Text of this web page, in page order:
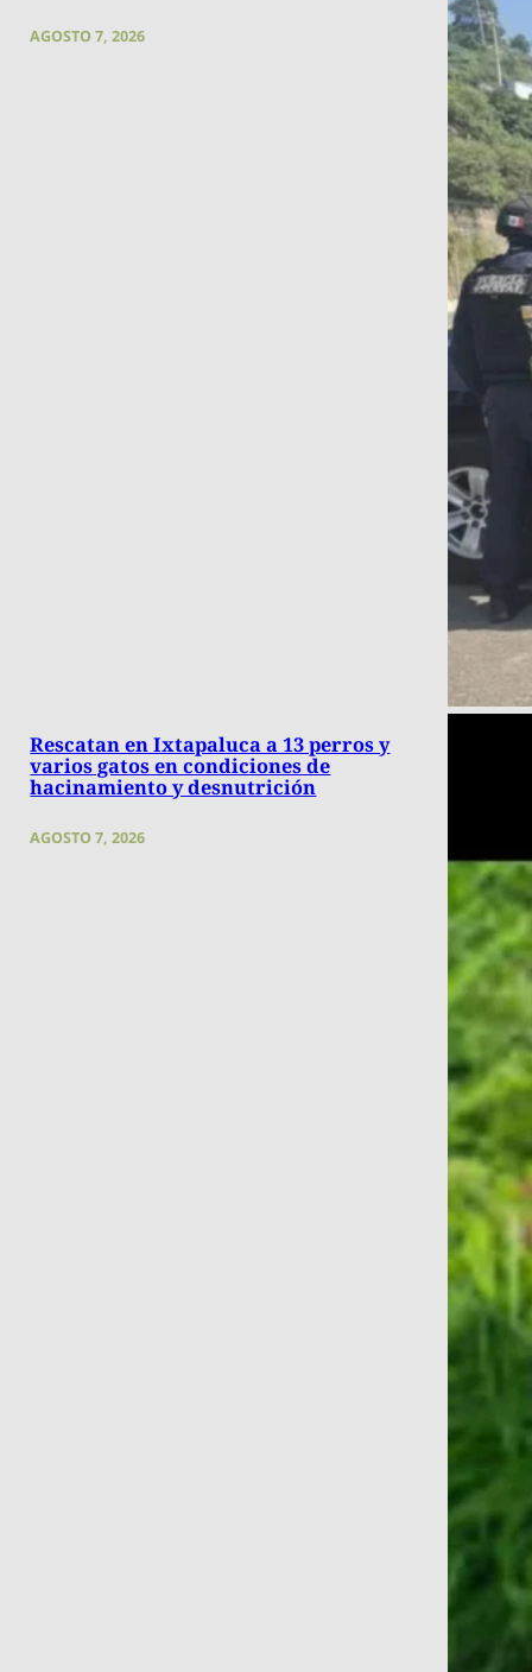
AGOSTO 7, 2026
Rescatan en Ixtapaluca a 13 perros y
varios gatos en condiciones de
hacinamiento y desnutrición
AGOSTO 7, 2026